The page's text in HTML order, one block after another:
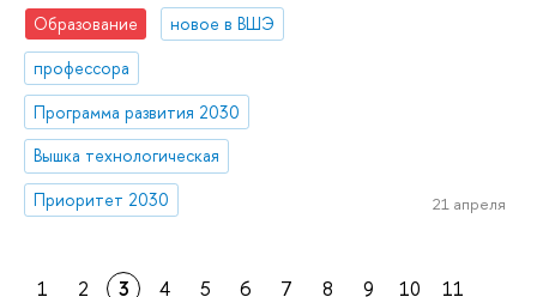
Образование
новое в ВШЭ
профессора
Программа развития 2030
Вышка технологическая
Приоритет 2030
21 апреля
1 2 3 4 5 6 7 8 9 10
11